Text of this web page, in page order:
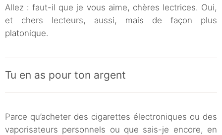
Allez : faut-il que je vous aime, chères lectrices. Oui,
et chers lecteurs, aussi, mais de façon plus
platonique.
Tu en as pour ton argent
Parce qu’acheter des cigarettes électroniques ou des
vaporisateurs personnels ou que sais-je encore, en